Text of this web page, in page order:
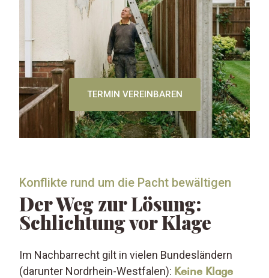
TERMIN VEREINBAREN
Konflikte rund um die Pacht bewältigen
Der Weg zur Lösung:
Schlichtung vor Klage
Im Nachbarrecht gilt in vielen Bundesländern
(darunter Nordrhein-Westfalen): Keine Klage